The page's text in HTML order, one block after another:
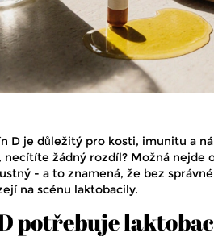
D je důležitý pro kosti, imunitu a
žádný rozdíl? Možná nejde
- a to znamená, že bez
na scénu laktobacily.
potřebuje